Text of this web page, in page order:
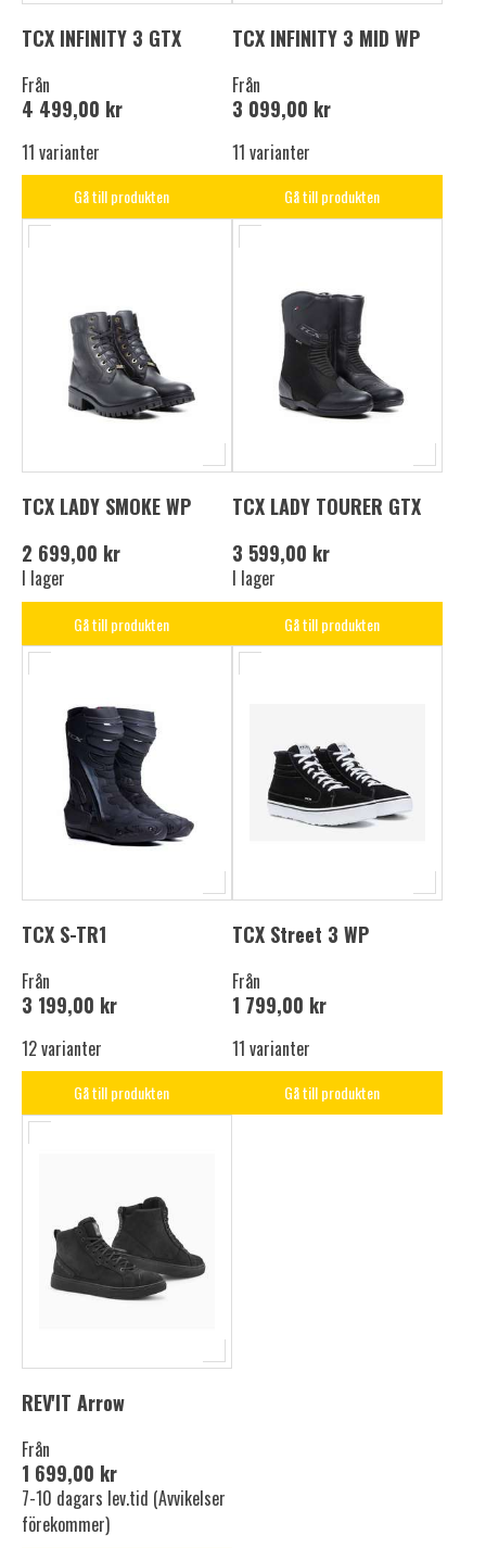
TCX INFINITY 3 GTX
Från
4 499,00 kr
11 varianter
Gå till produkten
TCX INFINITY 3 MID WP
Från
3 099,00 kr
11 varianter
Gå till produkten
TCX LADY SMOKE WP
2 699,00 kr
I lager
Gå till produkten
TCX LADY TOURER GTX
3 599,00 kr
I lager
Gå till produkten
TCX S-TR1
Från
3 199,00 kr
12 varianter
Gå till produkten
TCX Street 3 WP
Från
1 799,00 kr
11 varianter
Gå till produkten
REV'IT Arrow
Från
1 699,00 kr
7-10 dagars lev.tid (Avvikelser
förekommer)